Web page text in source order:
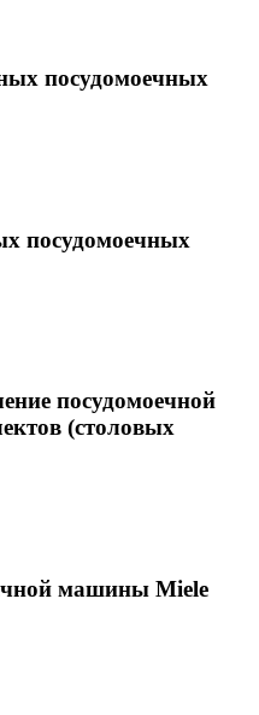
посудомоечных
посудомоечных
посудомоечной
(столовых
машины Miele